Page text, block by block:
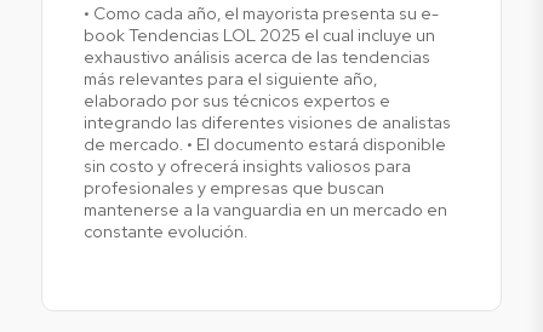
• Como cada año, el mayorista presenta su e-
book Tendencias LOL 2025 el cual incluye un
exhaustivo análisis acerca de las tendencias
más relevantes para el siguiente año,
elaborado por sus técnicos expertos e
integrando las diferentes visiones de analistas
de mercado. • El documento estará disponible
sin costo y ofrecerá insights valiosos para
profesionales y empresas que buscan
mantenerse a la vanguardia en un mercado en
constante evolución.